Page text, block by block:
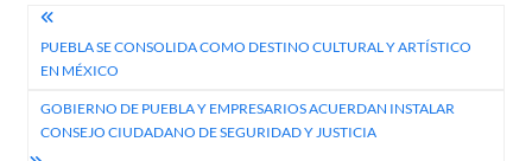
Navegación
de
entradas
PUEBLA SE CONSOLIDA COMO DESTINO CULTURAL Y ARTÍSTICO
EN MÉXICO
GOBIERNO DE PUEBLA Y EMPRESARIOS ACUERDAN INSTALAR
CONSEJO CIUDADANO DE SEGURIDAD Y JUSTICIA